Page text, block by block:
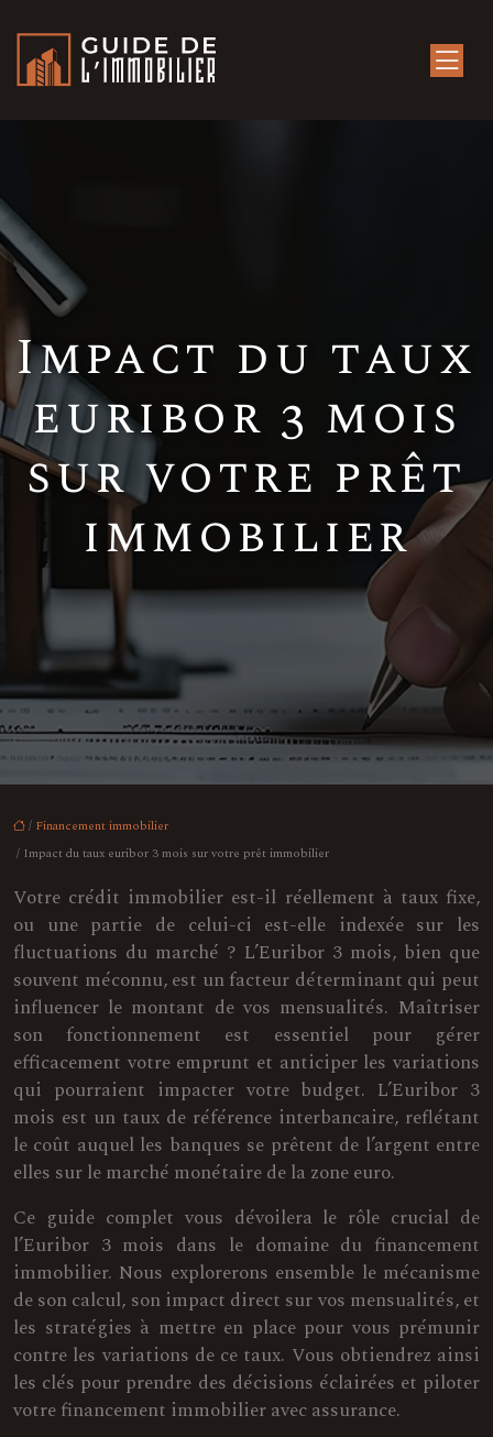
Impact du taux
euribor 3 mois
sur votre prêt
immobilier
/ Financement immobilier
/ Impact du taux euribor 3 mois sur votre prêt immobilier
Votre crédit immobilier est-il réellement à taux fixe,
ou une partie de celui-ci est-elle indexée sur les
fluctuations du marché ? L’Euribor 3 mois, bien que
souvent méconnu, est un facteur déterminant qui peut
influencer le montant de vos mensualités. Maîtriser
son fonctionnement est essentiel pour gérer
efficacement votre emprunt et anticiper les variations
qui pourraient impacter votre budget. L’Euribor 3
mois est un taux de référence interbancaire, reflétant
le coût auquel les banques se prêtent de l’argent entre
elles sur le marché monétaire de la zone euro.
Ce guide complet vous dévoilera le rôle crucial de
l’Euribor 3 mois dans le domaine du financement
immobilier. Nous explorerons ensemble le mécanisme
de son calcul, son impact direct sur vos mensualités, et
les stratégies à mettre en place pour vous prémunir
contre les variations de ce taux. Vous obtiendrez ainsi
les clés pour prendre des décisions éclairées et piloter
votre financement immobilier avec assurance.